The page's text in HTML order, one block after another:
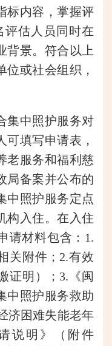
标内容，掌握评
评估人员同时在
背景。符合以上
位或社会组织，
中照护服务对
可填写申请表，
老服务和福利慈
局备案并公布的
中照护服务定点
构入住。在入住
请材料包含：1.
关附件；2.有效
证明）；3.《闽
中照护服务救助
济困难失能老年
说明》（附件